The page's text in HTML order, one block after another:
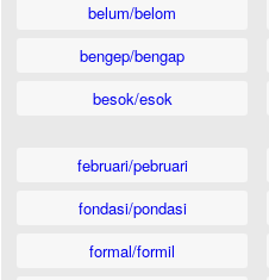
belum/belom
bengep/bengap
besok/esok
februari/pebruari
fondasi/pondasi
formal/formil